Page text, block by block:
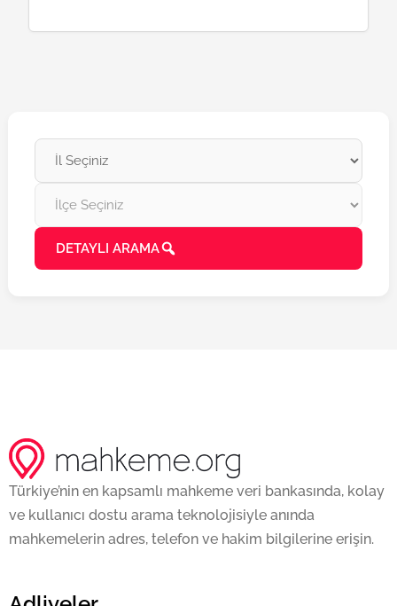
DETAYLI ARAMA
Türkiye’nin en kapsamlı mahkeme veri bankasında, kolay
ve kullanıcı dostu arama teknolojisiyle anında
mahkemelerin adres, telefon ve hakim bilgilerine erişin.